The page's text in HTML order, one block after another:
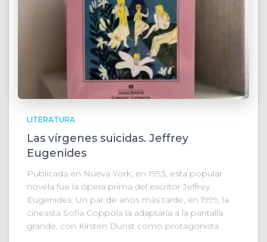
LITERATURA
Las vírgenes suicidas. Jeffrey
Eugenides
Publicada en Nueva York, en 1993, esta popular
novela fue la ópera prima del escritor Jeffrey
Eugenides. Un par de años más tarde, en 1999, la
cineasta Sofia Coppola la adaptaría a la pantalla
grande, con Kirsten Dunst como protagonista.